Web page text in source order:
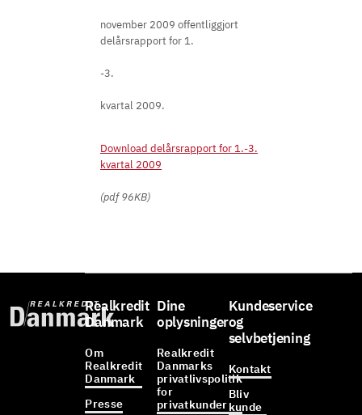
november 2009 offentliggjort
delårsrapport for 1.
-3.
kvartal 2009.
Download delårsrapport for 1.-3.
kvartal 2009
(pdf 96KB)
Realkredit
Danmark
Om
Realkredit
Danmark
Presse
Dine
oplysninger
Realkredit
Danmarks
privatlivspolitik
for
privatkunder
Kundeservice
og
selvbetjening
Kontakt
Bliv
kunde